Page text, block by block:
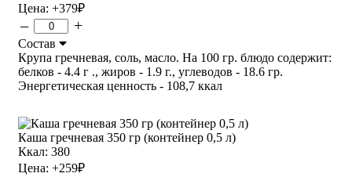
Цена: +379₽
– +
Состав
Крупа гречневая, соль, масло. На 100 гр. блюдо содержит:
белков - 4.4 г ., жиров - 1.9 г., углеводов - 18.6 гр.
Энергетическая ценность - 108,7 ккал
Каша гречневая 350 гр (контейнер 0,5 л)
Ккал: 380
Цена: +259₽